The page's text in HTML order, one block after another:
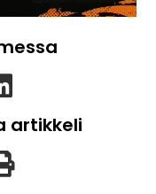
artikkeli